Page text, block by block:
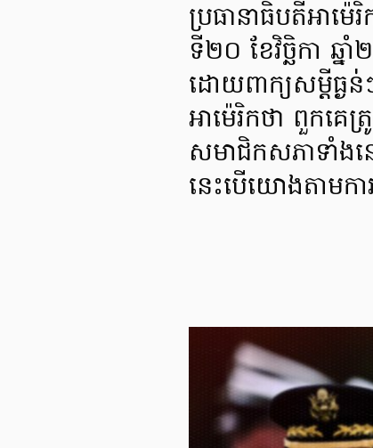
ប្រធានាធិបតីអាម៉
ទី២០ ខែវិច្ឆិកា ឆ្
ដោយពាក្យសម្ដីធ្ង
អាម៉េរិកថា ពួកគ
សមាជិកសភាទាំងន
នេះបើយោងតាមក